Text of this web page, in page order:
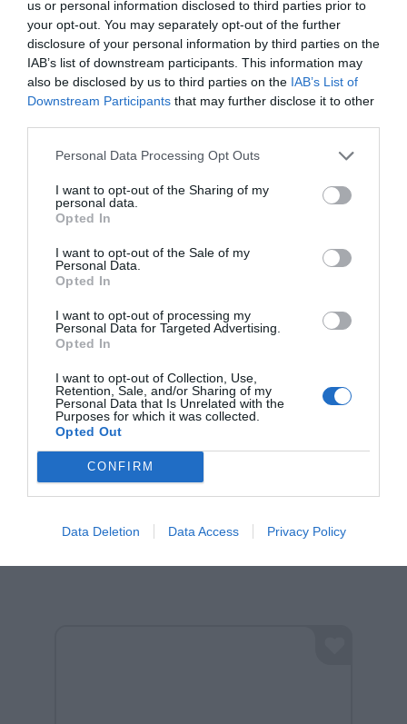
us or personal information disclosed to third parties prior to
your opt-out. You may separately opt-out of the further
disclosure of your personal information by third parties on the
IAB’s list of downstream participants. This information may
also be disclosed by us to third parties on the IAB’s List of
Downstream Participants that may further disclose it to other
Personal Data Processing Opt Outs
I want to opt-out of the Sharing of my
personal data.
Opted In
I want to opt-out of the Sale of my
Personal Data.
Opted In
I want to opt-out of processing my
Personal Data for Targeted Advertising.
Opted In
I want to opt-out of Collection, Use,
Retention, Sale, and/or Sharing of my
Personal Data that Is Unrelated with the
Purposes for which it was collected.
Opted Out
CONFIRM
Data Deletion Data Access Privacy Policy
Ανάπτυξη Δεξιοτήτων:Από τη λεπτή κινητικότητα
έως τη λογική σκέψη.
Διέγερση Εμπειρίας:Κάθε παζλ και παιχνίδι είναι
ένα εργαλείο που κινητοποιεί τη σκέψη και τη
δημιουργικότητα.
Παιδαγωγική Δομή:
Ιδανικά για χρήση τόσο στο
σπίτι όσο και σε σχολικά περιβάλλοντα (Montessori,
Νηπιαγωγεία).
Η Educo αποτελεί μέρος μιας μεγάλης οικογένειας
Heutinkανήκουν επίσης παγκοσμίου φήμης brands,
διασφαλίζοντας την κορυφαία ποιότητα και την
παιδαγωγική εγκυρότητα:
Μοντεσσόρι.
Jegro:Εξειδικευμένα εργαλεία για τα μαθηματικά και
τη γλώσσα.
Toys for Life: Ποιοτικά παιχνίδια για την ανάπτυξη
των παιδιών στο σπίτι.
Η αποστολή μας:
παιχνίδι συνδυάζεται με τη μάθηση, το αποτέλεσμα
είναι η ευτυχία!
Σχετικά προϊόντα